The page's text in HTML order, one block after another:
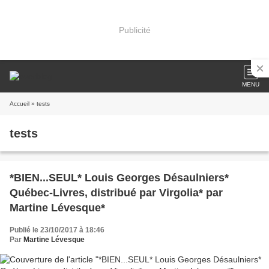
Publicité
MENU
Accueil » tests
tests
*BIEN...SEUL* Louis Georges Désaulniers*
Québec-Livres, distribué par Virgolia* par
Martine Lévesque*
Publié le 23/10/2017 à 18:46
Par Martine Lévesque